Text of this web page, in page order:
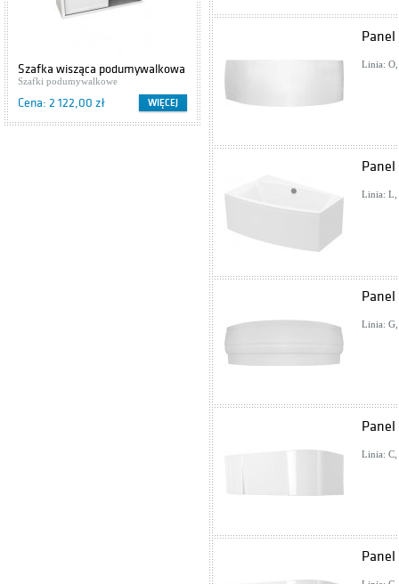
Szafka wisząca podumywalkowa
z przesuwnymi drzwiami
EGO/OVUM by Antonio Citterio,
127 cm, prawa, kolor biały połysk
Szafki podumywalkowe
Cena: 2 122,00 zł WIĘCEJ
Panel
Linia:
Panel
Linia: L,
Panel
Linia:
Panel
Linia:
Panel